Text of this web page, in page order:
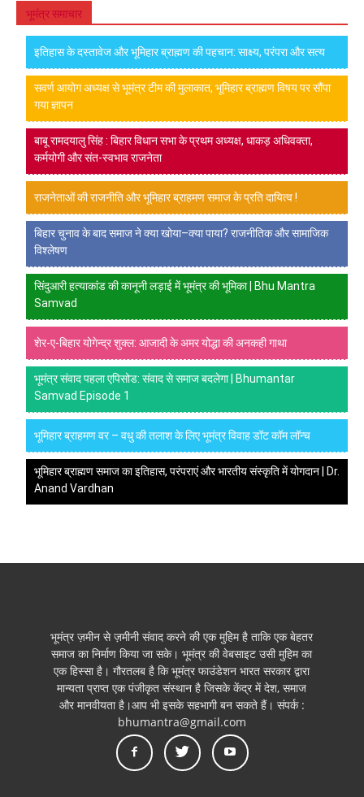
भूमंत्र समाचार
इतिहास के दस्तावेज और भूमिहार ब्राह्मण की पहचान: साक्ष्य, परंपरा और सत्य
सवर्ण आयोग अध्यक्ष से भूमंत्र टीम की मुलाकात, भूमिहार ब्राह्मण विषय पर सौंपा
गया ज्ञापन
बाबू रामदयालु सिंह : बिहार विधान सभा के प्रथम अध्यक्ष, धाकड़ अधिवक्ता,
कर्मयोगी और संत-स्वभाव राजनेता
राजनेताओं की राजनीति और भूमिहार ब्राहमण समाज के प्रति दायित्व !
बिहार चुनाव के बाद समाज ने क्या खोया–क्या पाया? राजनीतिक और सामाजिक
विश्लेषण
सिंदुआरी हत्याकांड की कानूनी लड़ाई में भूमंत्र की भूमिका | Bhu Mantra
Samvad
शेर-ए-बिहार योगेन्द्र शुक्ल: आजादी के अमर योद्धा की अनकही गाथा
भूमंत्र संवाद पहला एपिसोड: संवाद से समाज बदलेगा | Bhumantar
Samvad Episode 1
भूमिहार ब्राहमण वर – वधु की तलाश के लिए भूमंत्र विवाह डॉट कॉम लॉन्च
भूमिहार ब्राह्मण समाज का इतिहास, परंपराएं और भारतीय संस्कृति में योगदान | Dr.
Anand Vardhan
भूमंत्र ज़मीन से ज़मीनी संवाद करने की एक मुहिम है ताकि एक बेहतर
समाज का निर्माण किया जा सके। भूमंत्र की वेबसाइट उसी मुहिम का
एक हिस्सा है। गौरतलब है कि भूमंत्र फाउंडेशन भारत सरकार द्वारा
मान्यता प्राप्त एक पंजीकृत संस्थान है जिसके केंद्र में देश, समाज
और मानवीयता है।आप भी इसके सहभागी बन सकते हैं। संपर्क :
bhumantra@gmail.com